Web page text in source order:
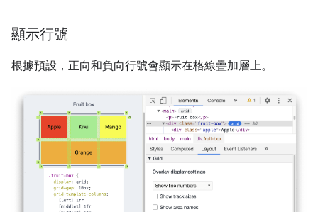
顯示行號
根據預設，正向和負向行號會顯示在格線疊加層上。